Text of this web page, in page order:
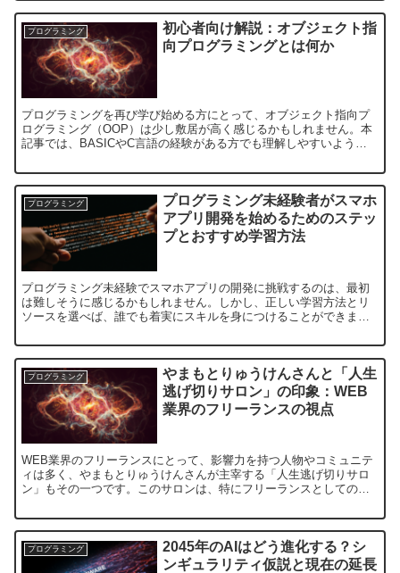
プログラミング
初心者向け解説：オブジェクト指
向プログラミングとは何か
プログラミングを再び学び始める方にとって、オブジェクト指向プ
ログラミング（OOP）は少し敷居が高く感じるかもしれません。本
記事では、BASICやC言語の経験がある方でも理解しやすいよう
プログラミング
プログラミング未経験者がスマホ
アプリ開発を始めるためのステッ
プとおすすめ学習方法
プログラミング未経験でスマホアプリの開発に挑戦するのは、最初
は難しそうに感じるかもしれません。しかし、正しい学習方法とリ
ソースを選べば、誰でも着実にスキルを身につけることができま
と...
プログラミング
やまもとりゅうけんさんと「人生
逃げ切りサロン」の印象：WEB
業界のフリーランスの視点
WEB業界のフリーランスにとって、影響力を持つ人物やコミュニテ
ィは多く、やまもとりゅうけんさんが主宰する「人生逃げ切りサロ
ン」もその一つです。このサロンは、特にフリーランスとしての成
プログラミング
2045年のAIはどう進化する？シ
ンギュラリティ仮説と現在の延長